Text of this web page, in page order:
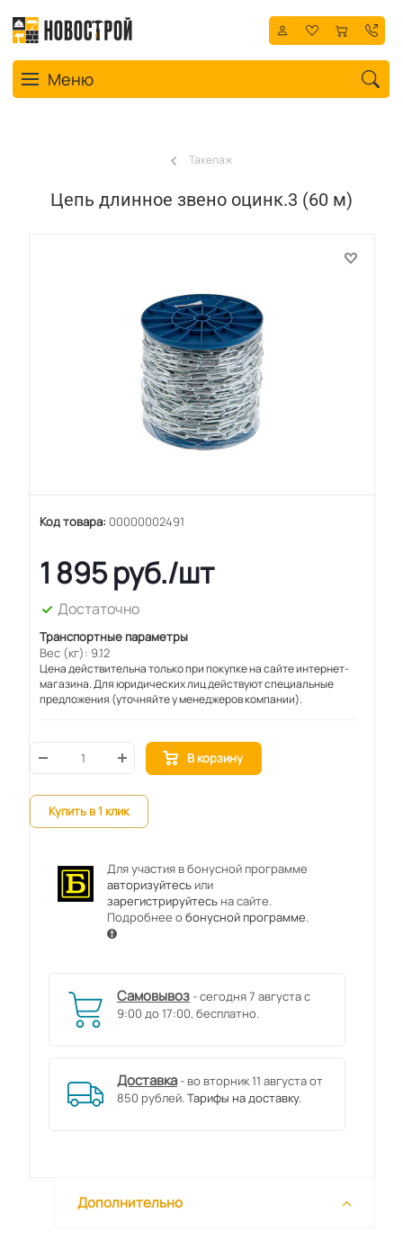
Toggle navigation
Меню
Такелаж
Цепь длинное звено оцинк.3 (60 м)
Код товара: 00000002491
1 895руб./шт
Достаточно
Транспортные параметры
Вес (кг): 9.12
Цена действительна только при покупке на сайте интернет-
магазина. Для юридических лиц действуют специальные
предложения (уточняйте у менеджеров компании).
В корзину
Купить в 1 клик
Для участия в бонусной программе
авторизуйтесьили
зарегистрируйтесьна сайте.
Подробнее обонусной программе.
Самовывоз - сегодня 7 августа с
9:00 до 17:00, бесплатно.
Доставка - во вторник 11 августа от
850 рублей.Тарифы на доставку.
Дополнительно